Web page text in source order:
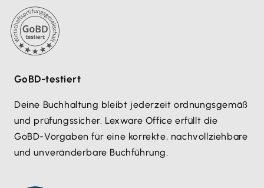
GoBD-testiert
Deine Buchhaltung bleibt jederzeit ordnungsgemäß
und prüfungssicher. Lexware Office erfüllt die
GoBD-Vorgaben für eine korrekte, nachvollziehbare
und unveränderbare Buchführung.